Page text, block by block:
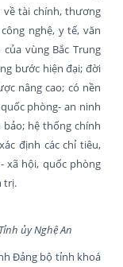
về tài chính, thương
nghệ, y tế, văn
vùng Bắc Trung
bước hiện đại; đời
nâng cao; có nền
phòng- an ninh
hệ thống chính
định các chỉ tiêu,
xã hội, quốc phòng
trị.
ủy Nghệ An
Đảng bộ tỉnh khoá